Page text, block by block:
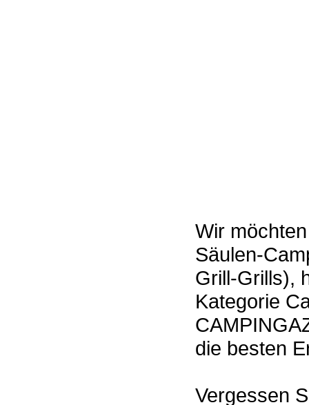
Wir
Säulen-
Grill-Grills),
Kategorie
die besten
Vergessen